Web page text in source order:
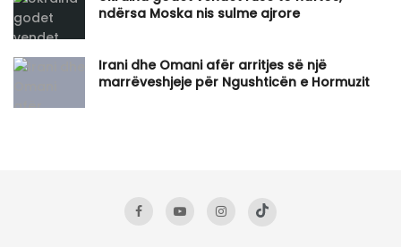
ndërsa Moska nis sulme ajrore
Irani dhe Omani afër arritjes së një
marrëveshjeje për Ngushticën e Hormuzit